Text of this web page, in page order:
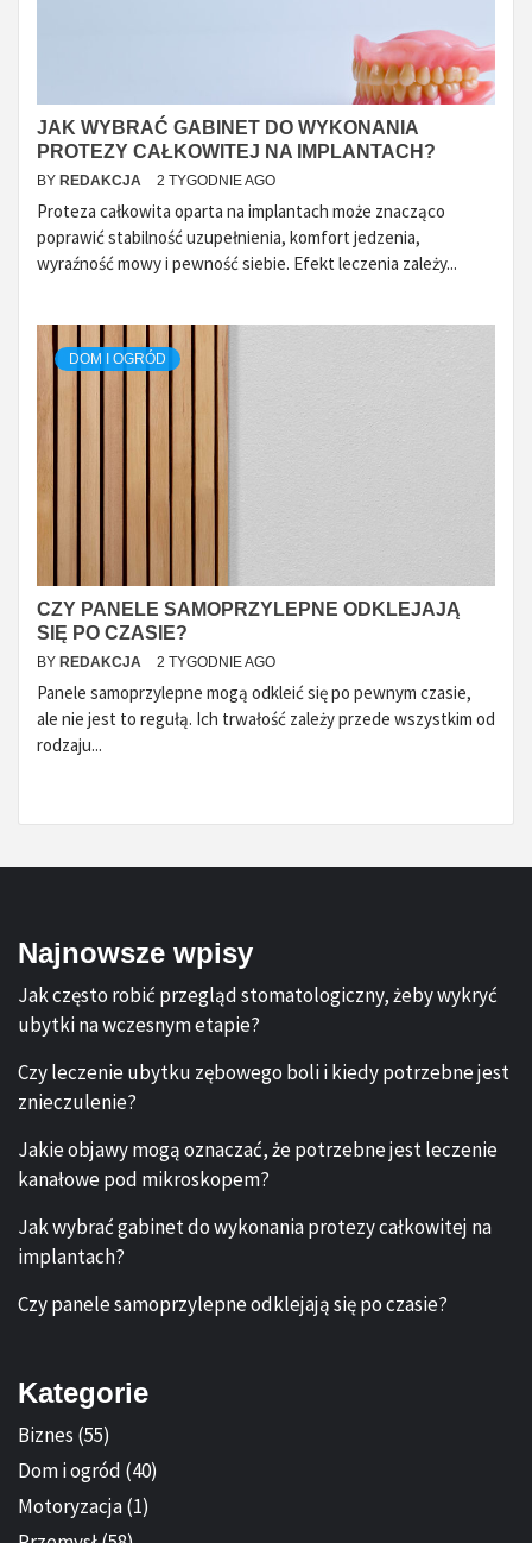
JAK WYBRAĆ GABINET DO WYKONANIA
PROTEZY CAŁKOWITEJ NA IMPLANTACH?
BY REDAKCJA 2 TYGODNIE AGO
Proteza całkowita oparta na implantach może znacząco
poprawić stabilność uzupełnienia, komfort jedzenia,
wyraźność mowy i pewność siebie. Efekt leczenia zależy...
DOM I OGRÓD
CZY PANELE SAMOPRZYLEPNE ODKLEJAJĄ
SIĘ PO CZASIE?
BY REDAKCJA 2 TYGODNIE AGO
Panele samoprzylepne mogą odkleić się po pewnym czasie,
ale nie jest to regułą. Ich trwałość zależy przede wszystkim od
rodzaju...
Najnowsze wpisy
Jak często robić przegląd stomatologiczny, żeby wykryć
ubytki na wczesnym etapie?
Czy leczenie ubytku zębowego boli i kiedy potrzebne jest
znieczulenie?
Jakie objawy mogą oznaczać, że potrzebne jest leczenie
kanałowe pod mikroskopem?
Jak wybrać gabinet do wykonania protezy całkowitej na
implantach?
Czy panele samoprzylepne odklejają się po czasie?
Kategorie
Biznes (55)
Dom i ogród (40)
Motoryzacja(1)